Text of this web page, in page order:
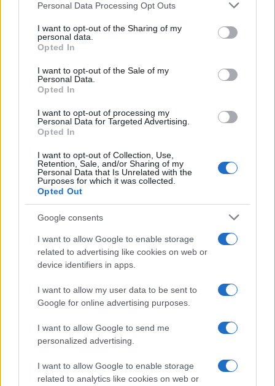
Please note that this website/app uses one or more Google
not limited to your visit or usage behaviour. You may click to
grant or deny consent to Google and its third-party tags to
use your data for below specified purposes in below Google
consent section.
Personal Data Processing Opt Outs
I want to opt-out of the Sharing of my
personal data.
Opted In
I want to opt-out of the Sale of my
Personal Data.
Opted In
I want to opt-out of processing my
Personal Data for Targeted Advertising.
Opted In
I want to opt-out of Collection, Use,
Retention, Sale, and/or Sharing of my
Personal Data that Is Unrelated with the
Purposes for which it was collected.
Opted Out
Google consents
I want to allow Google to enable storage
related to advertising like cookies on web or
device identifiers in apps.
I want to allow my user data to be sent to
Google for online advertising purposes.
I want to allow Google to send me
personalized advertising.
I want to allow Google to enable storage
related to analytics like cookies on web or
herramienta poderosa para los consumidores
modernos. A medida que seguimos analizando
las tendencias del mercado, queda claro que el
conectar con los consumidores de manera más
efectiva y personalizada. ¿Estás listo para
aprovecharlo al máximo?
AUTOR
Staff